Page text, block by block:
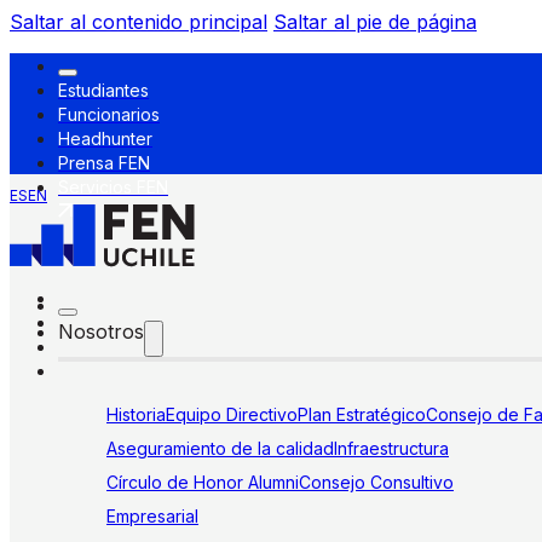
Saltar al contenido principal Saltar al pie de página
Estudiantes
Funcionarios
Headhunter
Prensa FEN
ESEN
Nosotros
HistoriaEquipo DirectivoPlan EstratégicoConsejo de
Aseguramiento de la calidadInfraestructura
Círculo de Honor AlumniConsejo Consultivo
Empresarial